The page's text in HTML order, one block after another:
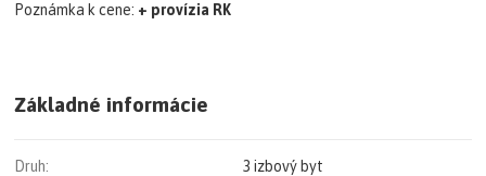
Poznámka k cene: + provízia RK
Základné informácie
Druh: 3 izbový byt